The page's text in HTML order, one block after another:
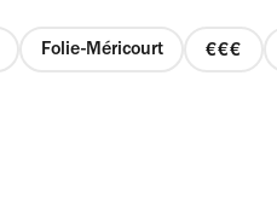
Folie-Méricourt
prix